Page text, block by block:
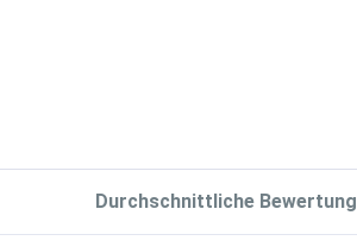
Durchschnittliche Bewertung